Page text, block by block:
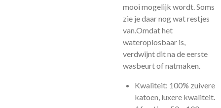
mooi mogelijk wordt. Soms
zie je daar nog wat restjes
van.Omdat het
wateroplosbaar is,
verdwijnt dit na de eerste
wasbeurt of natmaken.
Kwaliteit: 100% zuivere
katoen, luxere kwaliteit.